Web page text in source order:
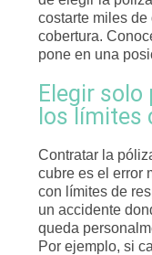
costarte miles
cobertura.
pone en una
Elegir
los límites
Contratar la
cubre es el error
con límites de
un accidente
queda
Por ejemplo, si